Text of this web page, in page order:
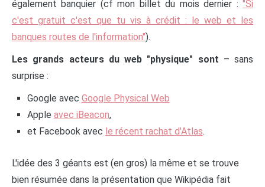
également banquier (cf mon billet du mois dernier : "Si
c'est gratuit c'est que tu vis à crédit : le web et les
banques routes de l'information").
Les grands acteurs du web "physique" sont – sans
surprise :
Google avec Google Physical Web
Apple avec iBeacon,
et Facebook avec le récent rachat d'Atlas.
L'idée des 3 géants est (en gros) la même et se trouve
bien résumée dans la présentation que Wikipédia fait